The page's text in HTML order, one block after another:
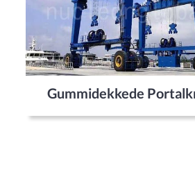
Gummidekkede